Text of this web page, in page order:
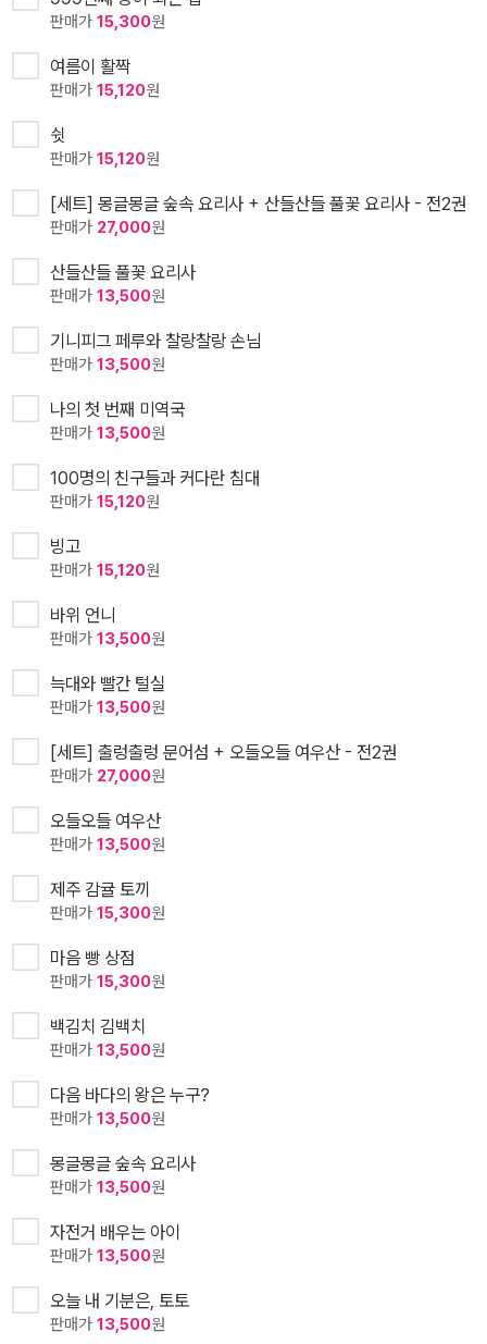
판매가 15,300원
여름이 활짝
판매가 15,120원
쉿
판매가 15,120원
[세트] 몽글몽글 숲속 요리사 + 산들산들 풀꽃 요리사 - 전2권
판매가 27,000원
산들산들 풀꽃 요리사
판매가 13,500원
기니피그 페루와 찰랑찰랑 손님
판매가 13,500원
나의 첫 번째 미역국
판매가 13,500원
100명의 친구들과 커다란 침대
판매가 15,120원
빙고
판매가 15,120원
바위 언니
판매가 13,500원
늑대와 빨간 털실
판매가 13,500원
[세트] 출렁출렁 문어섬 + 오들오들 여우산 - 전2권
판매가 27,000원
오들오들 여우산
판매가 13,500원
제주 감귤 토끼
판매가 15,300원
마음 빵 상점
판매가 15,300원
백김치 김백치
판매가 13,500원
다음 바다의 왕은 누구?
판매가 13,500원
몽글몽글 숲속 요리사
판매가 13,500원
자전거 배우는 아이
판매가 13,500원
오늘 내 기분은, 토토
판매가 13,500원